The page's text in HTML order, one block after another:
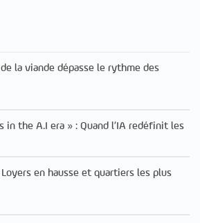
la viande dépasse le rythme des
in the A.I era » : Quand l’IA redéfinit les
en hausse et quartiers les plus